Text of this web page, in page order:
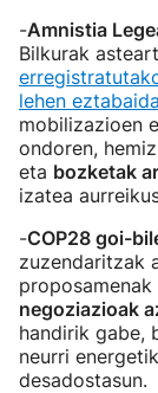
-Amnistia
Bilkurak
lehen eztabaida
mobilizazioen
ondoren,
eta bozketak
izatea
-COP28 goi-
zuzendaritzak
negoziazioak
handirik gabe,
neurri
desadostasun.